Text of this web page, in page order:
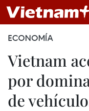
ECONOMÍA
Vietnam
por
de